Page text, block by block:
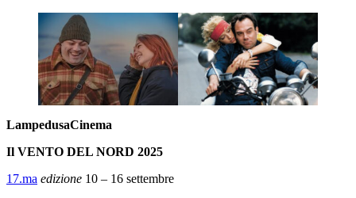
LampedusaCinema
Il VENTO DEL NORD 2025
17.ma edizione 10 – 16 settembre